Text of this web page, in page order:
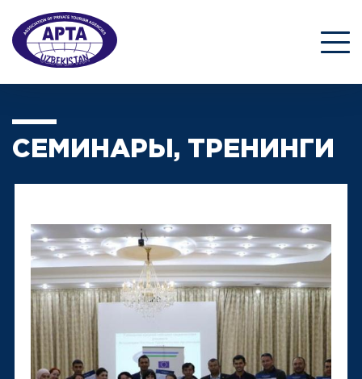
СЕМИНАРЫ, ТРЕНИНГИ